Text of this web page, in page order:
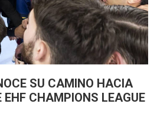
SU CAMINO HACIA
EHF CHAMPIONS LEAGUE